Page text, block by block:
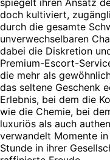
spiegelt ihren Ansatz
doch kultiviert,
durch die gesamte
unverwechselbaren
dabei die Diskretion
Premium-Escort-
die mehr als
das seltene Geschenk
Erlebnis, bei dem die
wie die Chemie, bei
luxuriös als auch
verwandelt Momente
Stunde in ihrer